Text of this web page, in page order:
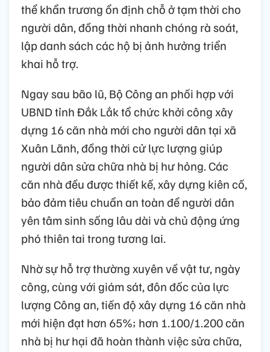
thể khẩn trương ổn định chỗ ở tạm thời cho
người dân, đồng thời nhanh chóng rà soát,
lập danh sách các hộ bị ảnh hưởng triển
khai hỗ trợ.
Ngay sau bão lũ, Bộ Công an phối hợp với
UBND tỉnh Đắk Lắk tổ chức khởi công xây
dựng 16 căn nhà mới cho người dân tại xã
Xuân Lãnh, đồng thời cử lực lượng giúp
người dân sửa chữa nhà bị hư hỏng. Các
căn nhà đều được thiết kế, xây dựng kiên cố,
bảo đảm tiêu chuẩn an toàn để người dân
yên tâm sinh sống lâu dài và chủ động ứng
phó thiên tai trong tương lai.
Nhờ sự hỗ trợ thường xuyên về vật tư, ngày
công, cùng với giám sát, đôn đốc của lực
lượng Công an, tiến độ xây dựng 16 căn nhà
mới hiện đạt hơn 65%; hơn 1.100/1.200 căn
nhà bị hư hại đã hoàn thành việc sửa chữa,